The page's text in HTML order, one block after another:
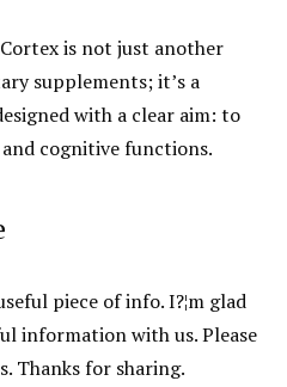
is not just another
supplements; it’s a
with a clear aim: to
cognitive functions.
piece of info. I?¦m glad
information with us. Please
Thanks for sharing.